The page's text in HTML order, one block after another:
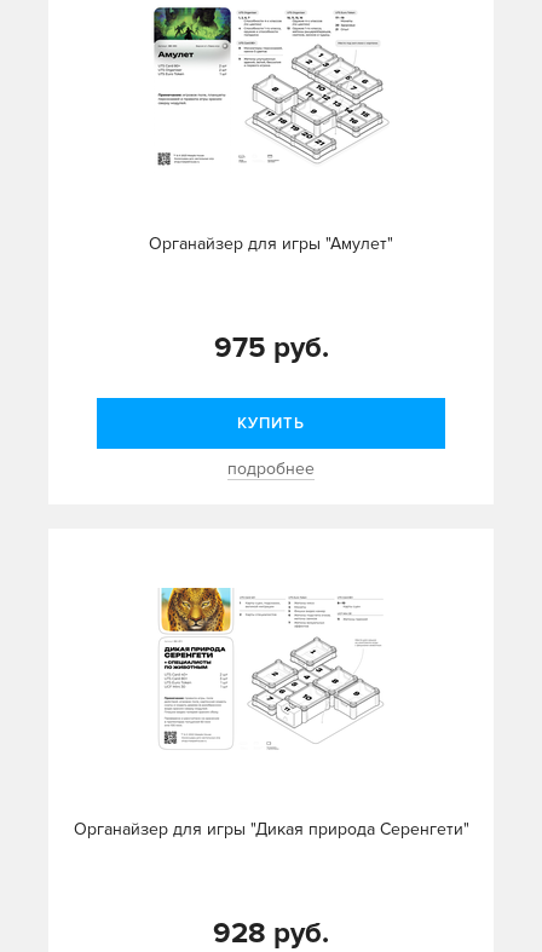
Органайзер для игры "Амулет"
975 руб.
КУПИТЬ
подробнее
Органайзер для игры "Дикая природа Серенгети"
928 руб.